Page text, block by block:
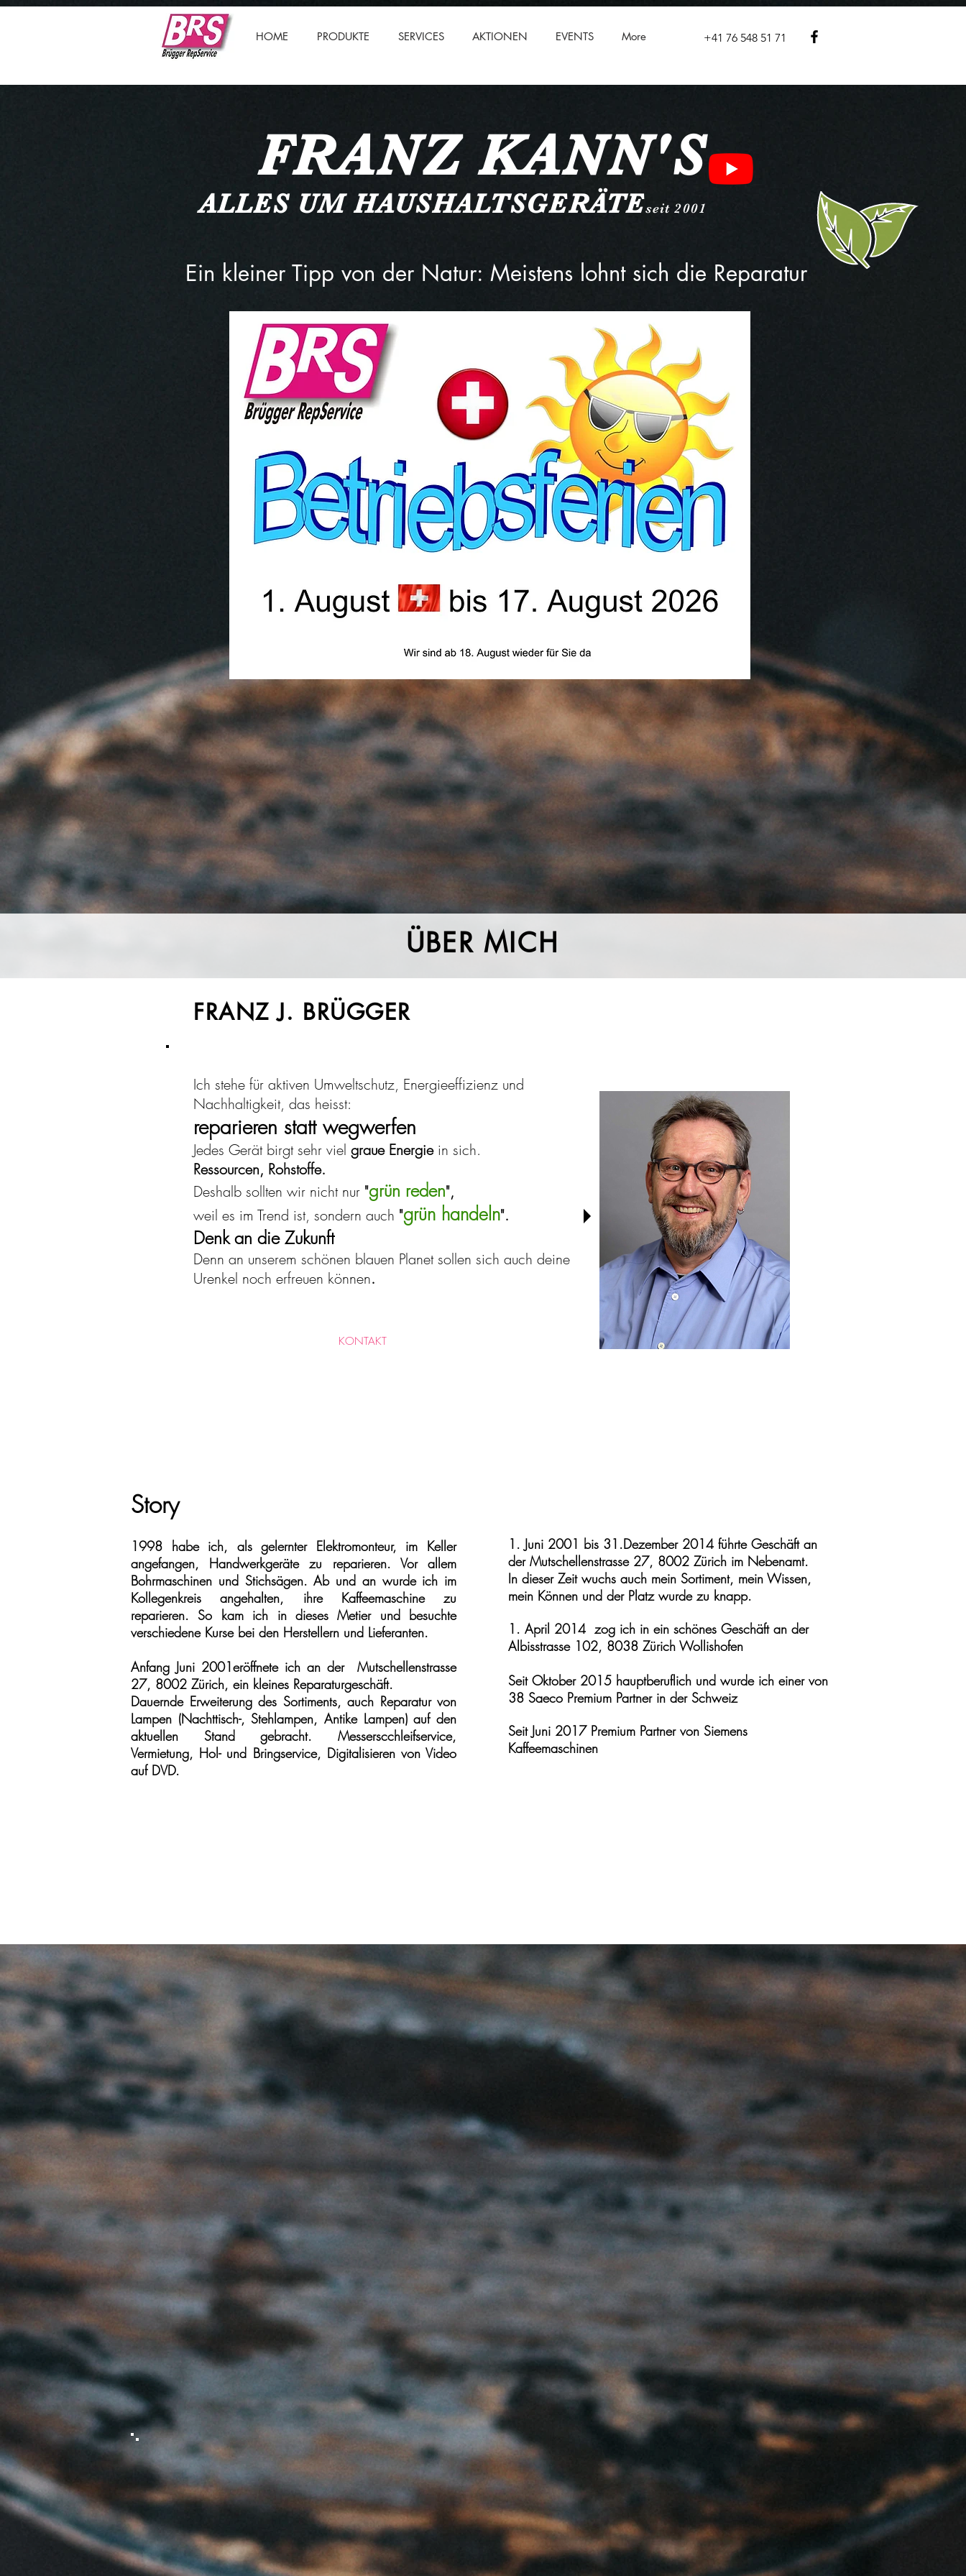
HOME PRODUKTE SERVICES AKTIONEN EVENTS More +41 76 548 51 71
FRANZ KANN'S
ALLES UMHAUSHALTSGERÄTEseit 2001
Ein kleiner Tipp von der Natur: Meistens lohnt sich die Reparatur
ÜBER MICH
FRANZ J. BRÜGGER
Ich stehe für aktiven Umweltschutz, Energieeffizienz und
Nachhaltigkeit, das heisst:
reparieren statt wegwerfen
Jedes Gerät birgt sehr viel graue Energie in sich.
Ressourcen, Rohstoffe.
Deshalb sollten wir nicht nur "grün reden",
weil es im Trend ist, sondern auch "grün handeln".
Denk an die Zukunft
Denn an unserem schönen blauen Planet sollen sich auch deine
Urenkel noch erfreuen können.
KONTAKT
Story
1998 habe ich, als gelernter Elektromonteur, im Keller
angefangen, Handwerkgeräte zu reparieren. Vor allem
Bohrmaschinen und Stichsägen. Ab und an wurde ich im
Kollegenkreis angehalten, ihre Kaffeemaschine zu
reparieren. So kam ich in dieses Metier und besuchte
verschiedene Kurse bei den Herstellern und Lieferanten.
Anfang Juni 2001eröffnete ich an der Mutschellenstrasse
27, 8002 Zürich, ein kleines Reparaturgeschäft.
Dauernde Erweiterung des Sortiments, auch Reparatur von
Lampen (Nachttisch-, Stehlampen, Antike Lampen) auf den
aktuellen Stand gebracht. Messerscchleifservice,
Vermietung, Hol- und Bringservice, Digitalisieren von Video
auf DVD.
1. Juni 2001 bis 31.Dezember 2014 führte Geschäft an
der Mutschellenstrasse 27, 8002 Zürich im Nebenamt.
In dieser Zeit wuchs auch mein Sortiment, mein Wissen,
mein Können und der Platz wurde zu knapp.
1. April 2014 zog ich in ein schönes Geschäft an der
Albisstrasse 102, 8038 Zürich Wollishofen
Seit Oktober 2015 hauptberuflich und wurde ich einer von
38 Saeco Premium Partner in der Schweiz
Seit Juni 2017 Premium Partner von Siemens
Kaffeemaschinen